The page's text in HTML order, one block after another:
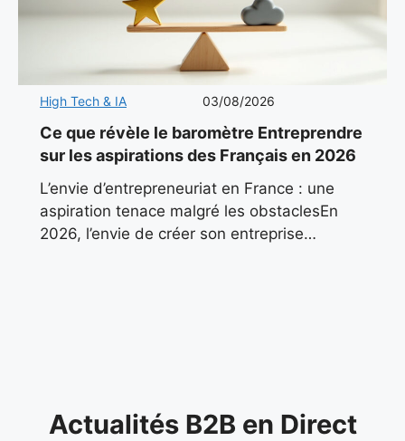
High Tech & IA 03/08/2026
Ce que révèle le baromètre Entreprendre
sur les aspirations des Français en 2026
L’envie d’entrepreneuriat en France : une
aspiration tenace malgré les obstaclesEn
2026, l’envie de créer son entreprise
Actualités B2B en Direct